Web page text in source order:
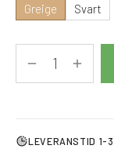
Greige Svart
LEVERANSTID 1-